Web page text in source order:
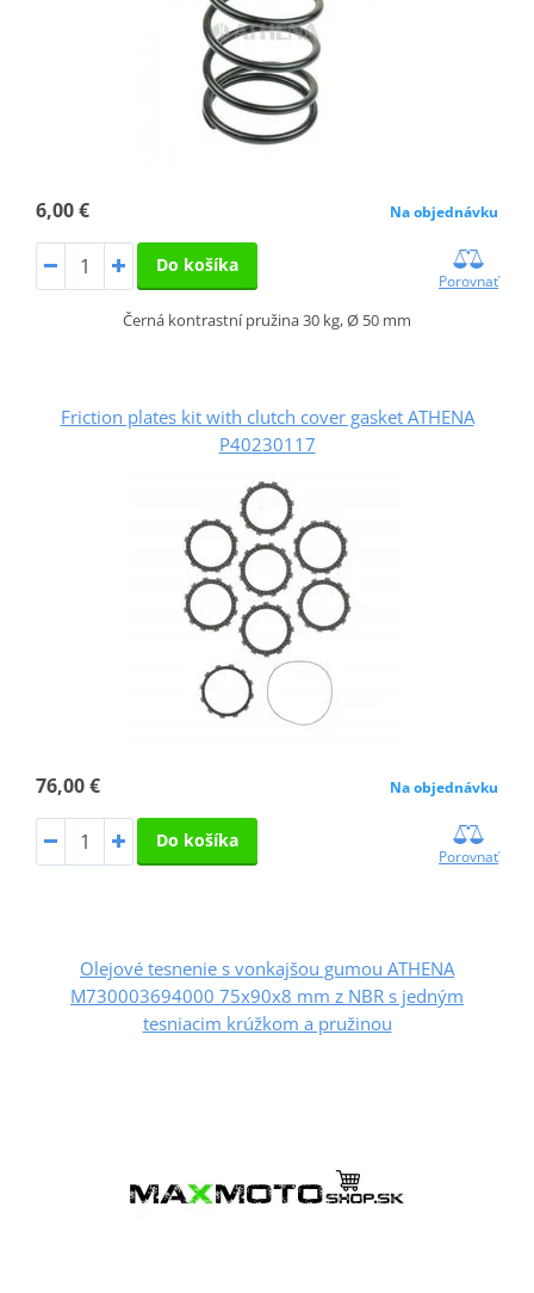
6,00 € Na objednávku
Do košíka
Porovnať
Černá kontrastní pružina 30 kg, Ø 50 mm
Friction plates kit with clutch cover gasket ATHENA
P40230117
76,00 € Na objednávku
Do košíka
Porovnať
Olejové tesnenie s vonkajšou gumou ATHENA
M730003694000 75x90x8 mm z NBR s jedným
tesniacim krúžkom a pružinou